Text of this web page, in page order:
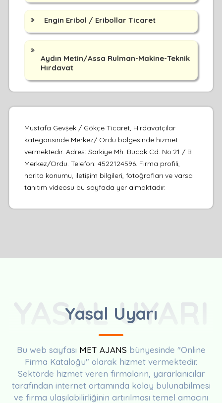
Engin Eribol / Eribollar Ticaret
Aydın Metin/Assa Rulman-Makine-Teknik
Hırdavat
Mustafa Gevşek / Gökçe Ticaret, Hirdavatçilar
kategorisinde Merkez/ Ordu bölgesinde hizmet
vermektedir. Adres: Sarkiye Mh. Bucak Cd. No:21 / B
Merkez/Ordu. Telefon: 4522124596. Firma profili,
harita konumu, iletişim bilgileri, fotoğrafları ve varsa
tanıtım videosu bu sayfada yer almaktadır.
Yasal Uyarı
YASAL UYARI
Bu web sayfası MET AJANS bünyesinde "Online
Firma Kataloğu" olarak hizmet vermektedir.
Sektörde hizmet veren firmaların, yararlanıcılar
tarafından internet ortamında kolay bulunabilmesi
ve firma ulaşılabilirliğinin artırılması temel amacını